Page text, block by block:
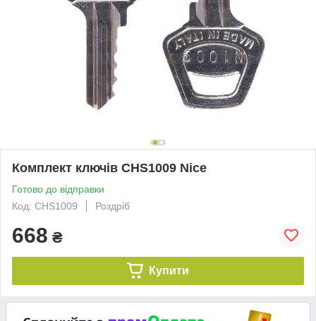
Комплект ключів CHS1009 Nice
Готово до відправки
Код: CHS1009
Роздріб
668 ₴
Купити